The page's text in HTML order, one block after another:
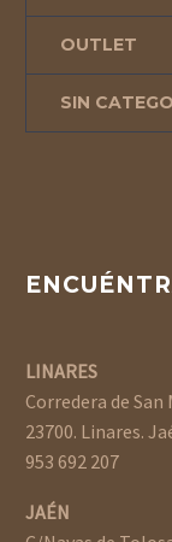
OUTLET
SIN
LINARES
Corredera de San
23700. Linares.
953 692 207
JAÉN